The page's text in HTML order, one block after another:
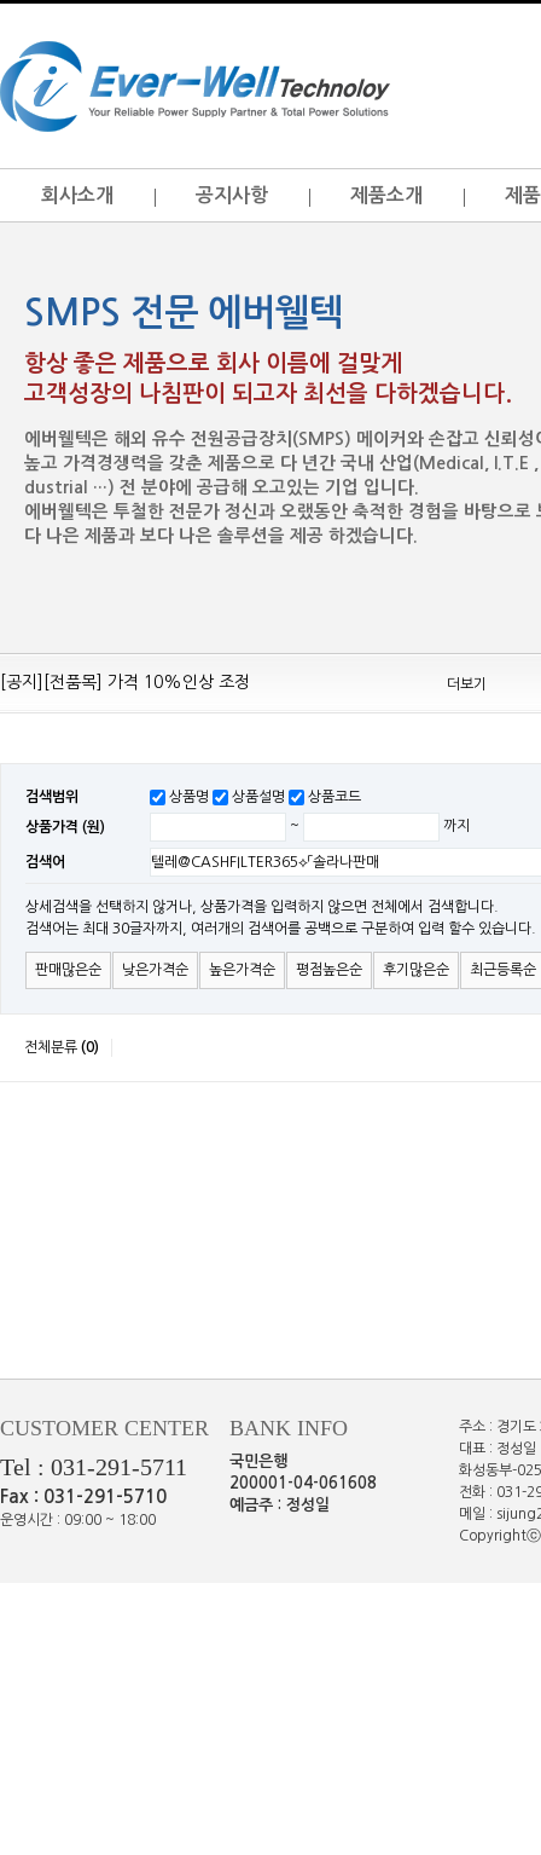
회사소개 공지사항 제품소개 제
SMPS 전문 에버웰텍
항상 좋은 제품으로 회사 이름에 걸맞게
고객성장의 나침판이 되고자 최선을 다하겠습니다.
에버웰텍은 해외 유수 전원공급장치(SMPS) 메이커와 손잡고 신뢰성
높고 가격경쟁력을 갖춘 제품으로 다 년간 국내 산업(Medical, I.T.E
dustrial …) 전 분야에 공급해 오고있는 기업 입니다.
에버웰텍은 투철한 전문가 정신과 오랬동안 축적한 경험을 바탕으로
다 나은 제품과 보다 나은 솔루션을 제공 하겠습니다.
[공지][Mean Well 제품 전품목] 10% 가격 인하 조정
[공지][전품목] 가격 10%인상 조정
[공지][민웰] 전품목 가격 조정의건
[민웰] RS 모델 출시
[공지]SMPS 저가형 [기획상품] 출시
[공지]12W~300W Medical Adapter"2017 NEW MODEL"[ADT] 출시
[공지][민웰] [민웰] 인버터 "정현파 / 유사 정현파" 시리즈 제품을 출시
[공지][민웰] LED 방수형 (CLG / CEN / HLG)시리즈 제품 출시
더보기
검색범위 상품명 상품설명 상품코드
상품가격 (원) ~ 까지
검색어
상세검색을 선택하지 않거나, 상품가격을 입력하지 않으면 전체에서 검색합니다.
검색어는 최대 30글자까지, 여러개의 검색어를 공백으로 구분하여 입력 할수 있습니다.
판매많은순 낮은가격순 높은가격순 평점높은순 후기많은순 최근등록순
전체분류 (0)
CUSTOMER CENTER
Tel : 031-291-5711
Fax : 031-291-5710
운영시간 : 09:00 ~ 18:00
BANK INFO
국민은행
200001-04-061608
예금주 : 정성일
주소 : 경기
대표 : 정성
화성동부-
전화 : 031-
메일 :